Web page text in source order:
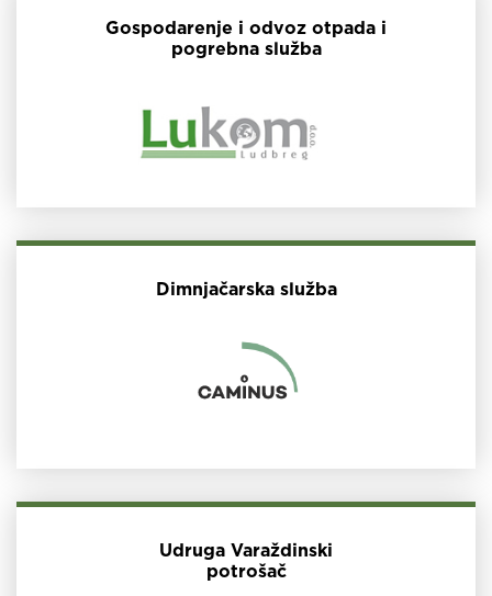
Gospodarenje i odvoz otpada i
pogrebna služba
Dimnjačarska služba
Udruga Varaždinski
potrošač